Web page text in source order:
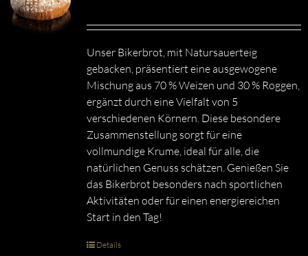
Unser Bikerbrot, mit Natursauerteig
gebacken, präsentiert eine ausgewogene
Mischung aus 70 % Weizen und 30 % Roggen,
ergänzt durch eine Vielfalt von 5
verschiedenen Körnern. Diese besondere
Zusammenstellung sorgt für eine
vollmundige Krume, ideal für alle, die
natürlichen Genuss schätzen. Genießen Sie
das Bikerbrot besonders nach sportlichen
Aktivitäten oder für einen energiereichen
Start in den Tag!
Details